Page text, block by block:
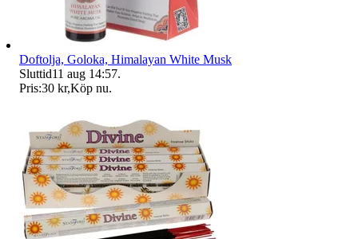
Doftolja, Goloka, Himalayan White Musk
Sluttid11 aug 14:57.
Pris:30 kr,Köp nu.